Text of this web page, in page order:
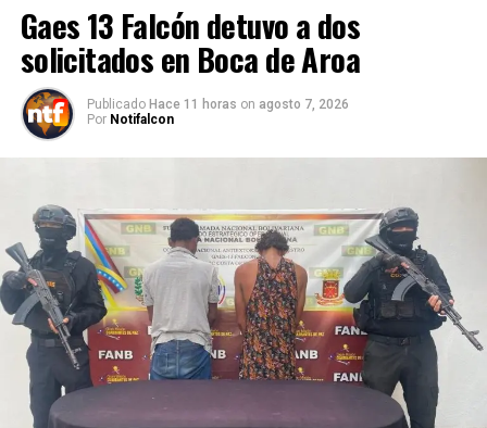
Gaes 13 Falcón detuvo a dos
solicitados en Boca de Aroa
Publicado Hace 11 horas on agosto 7, 2026
Por Notifalcon